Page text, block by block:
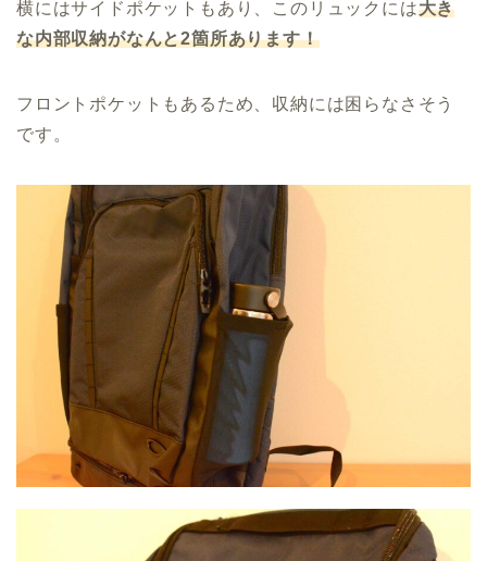
横にはサイドポケットもあり、このリュックには大き
な内部収納がなんと2箇所あります！
フロントポケットもあるため、収納には困らなさそう
です。